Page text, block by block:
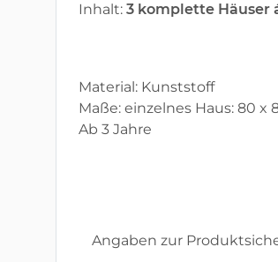
Inhalt: 3 komplette Häuser
Material: Kunststoff
Maße: einzelnes Haus: 80 x
Ab 3 Jahre
Angaben zur